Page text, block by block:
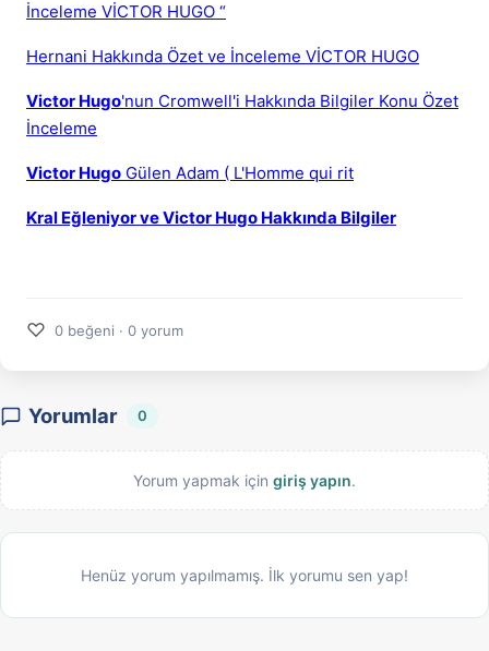
İnceleme VİCTOR HUGO “
Hernani Hakkında Özet ve İnceleme VİCTOR HUGO
Victor Hugo'nun Cromwell'i Hakkında Bilgiler Konu Özet
İnceleme
Victor Hugo Gülen Adam ( L'Homme qui rit
Kral Eğleniyor ve Victor Hugo Hakkında Bilgiler
♡ 0 beğeni · 0 yorum
Yorumlar 0
Yorum yapmak için giriş yapın.
Henüz yorum yapılmamış. İlk yorumu sen yap!